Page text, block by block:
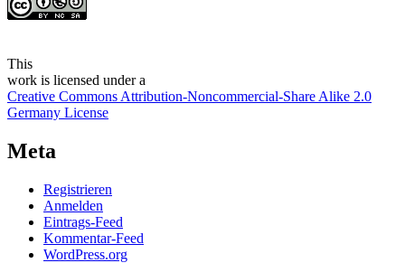
This
work is licensed under a
Creative Commons Attribution-Noncommercial-Share Alike 2.0
Germany License
Meta
Registrieren
Anmelden
Eintrags-Feed
Kommentar-Feed
WordPress.org